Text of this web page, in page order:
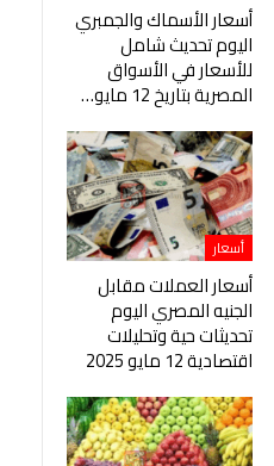
أسعار الأسماك والجمبري
اليوم تحديث شامل
للأسعار في الأسواق
المصرية بتاريخ 12 مايو…
أسعار
أسعار العملات مقابل
الجنيه المصري اليوم
تحديثات حية وتحليلات
اقتصادية 12 مايو 2025